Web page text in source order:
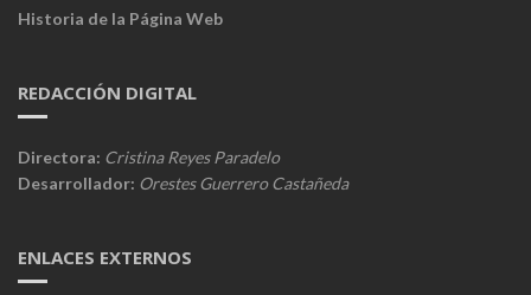
Historia de la Página Web
REDACCIÓN DIGITAL
Directora: Cristina Reyes Paradelo
Desarrollador: Orestes Guerrero Castañeda
ENLACES EXTERNOS